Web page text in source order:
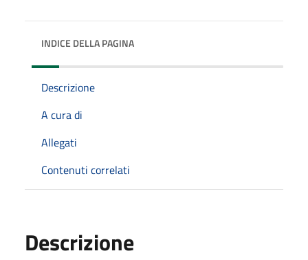
INDICE DELLA PAGINA
Descrizione
A cura di
Allegati
Contenuti correlati
Descrizione